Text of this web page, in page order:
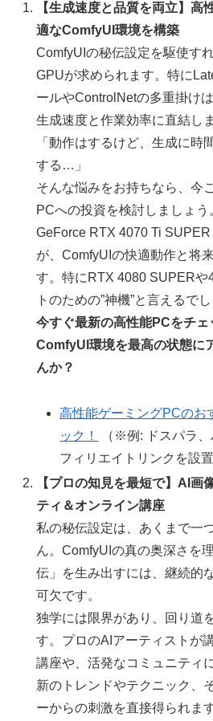
【生成速度と品質を両立】高
適なComfyUI環境を構築
ComfyUIの秘伝設定を駆使す
GPUが求められます。特に
ールやControlNetの多重掛け
生成速度と作業効率に直結しま
「動作はするけど、生成に時
する…」
そんな悩みをお持ちなら、今
PCへの投資を検討しましょ
GeForce RTX 4070 Ti
が、ComfyUIの快適動作と将
す。特にRTX 4080 SUPERや
トのための”神機”と言えるでし
今すぐ最新の高性能PCをチ
ComfyUI環境を最高の状態に
んか？
高性能ゲーミングPCのお
ック！
（※例: ドスパラ
フィリエイトリンクを設置
【プロの知見を最短で】AI画
ティ＆オンライン講座
私の秘伝設定は、あくまで一
ん。ComfyUIの真の奥深さを
伝」を生み出すには、継続的
可欠です。
独学には限界があり、回り道
す。プロのAIアーティストが
講座や、活発なコミュニティ
新のトレンドやテクニック、
ーからの刺激を直接得られます